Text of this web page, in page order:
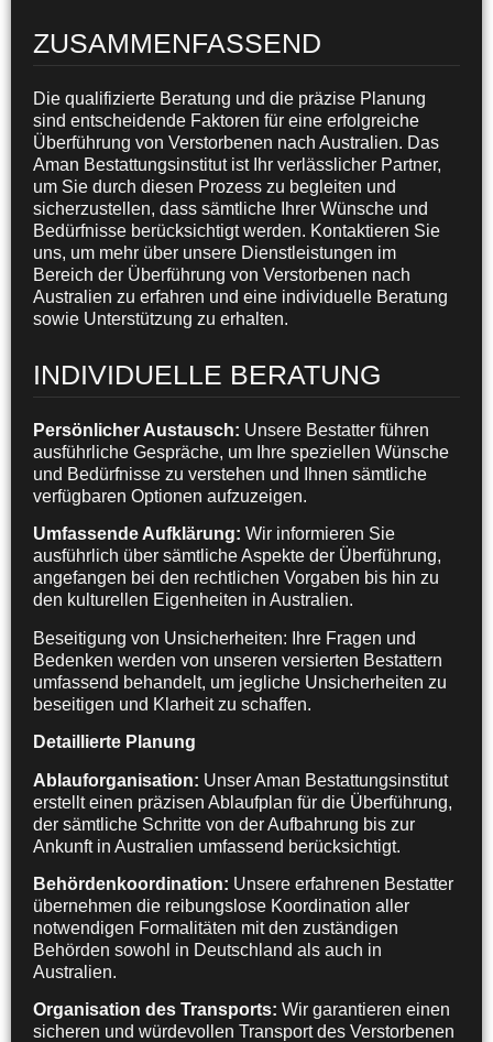
ZUSAMMENFASSEND
Die qualifizierte Beratung und die präzise Planung
sind entscheidende Faktoren für eine erfolgreiche
Überführung von Verstorbenen nach Australien. Das
Aman Bestattungsinstitut ist Ihr verlässlicher Partner,
um Sie durch diesen Prozess zu begleiten und
sicherzustellen, dass sämtliche Ihrer Wünsche und
Bedürfnisse berücksichtigt werden. Kontaktieren Sie
uns, um mehr über unsere Dienstleistungen im
Bereich der Überführung von Verstorbenen nach
Australien zu erfahren und eine individuelle Beratung
sowie Unterstützung zu erhalten.
INDIVIDUELLE BERATUNG
Persönlicher Austausch: Unsere Bestatter führen
ausführliche Gespräche, um Ihre speziellen Wünsche
und Bedürfnisse zu verstehen und Ihnen sämtliche
verfügbaren Optionen aufzuzeigen.
Umfassende Aufklärung: Wir informieren Sie
ausführlich über sämtliche Aspekte der Überführung,
angefangen bei den rechtlichen Vorgaben bis hin zu
den kulturellen Eigenheiten in Australien.
Beseitigung von Unsicherheiten: Ihre Fragen und
Bedenken werden von unseren versierten Bestattern
umfassend behandelt, um jegliche Unsicherheiten zu
beseitigen und Klarheit zu schaffen.
Detaillierte Planung
Ablauforganisation: Unser Aman Bestattungsinstitut
erstellt einen präzisen Ablaufplan für die Überführung,
der sämtliche Schritte von der Aufbahrung bis zur
Ankunft in Australien umfassend berücksichtigt.
Behördenkoordination: Unsere erfahrenen Bestatter
übernehmen die reibungslose Koordination aller
notwendigen Formalitäten mit den zuständigen
Behörden sowohl in Deutschland als auch in
Australien.
Organisation des Transports: Wir garantieren einen
sicheren und würdevollen Transport des Verstorbenen